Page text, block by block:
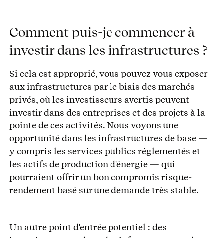
Comment puis-je commencer à
investir dans les infrastructures ?
Si cela est approprié, vous pouvez vous exposer
aux infrastructures par le biais des marchés
privés, où les investisseurs avertis peuvent
investir dans des entreprises et des projets à la
pointe de ces activités. Nous voyons une
opportunité dans les infrastructures de base —
y compris les services publics réglementés et
les actifs de production d'énergie — qui
pourraient offrir un bon compromis risque-
rendement basé sur une demande très stable.
Un autre point d'entrée potentiel : des